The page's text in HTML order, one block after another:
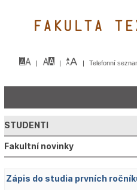
FAKULTA
Telefonní
STUDENTI
Fakultní novinky
Zápis do studia prvních